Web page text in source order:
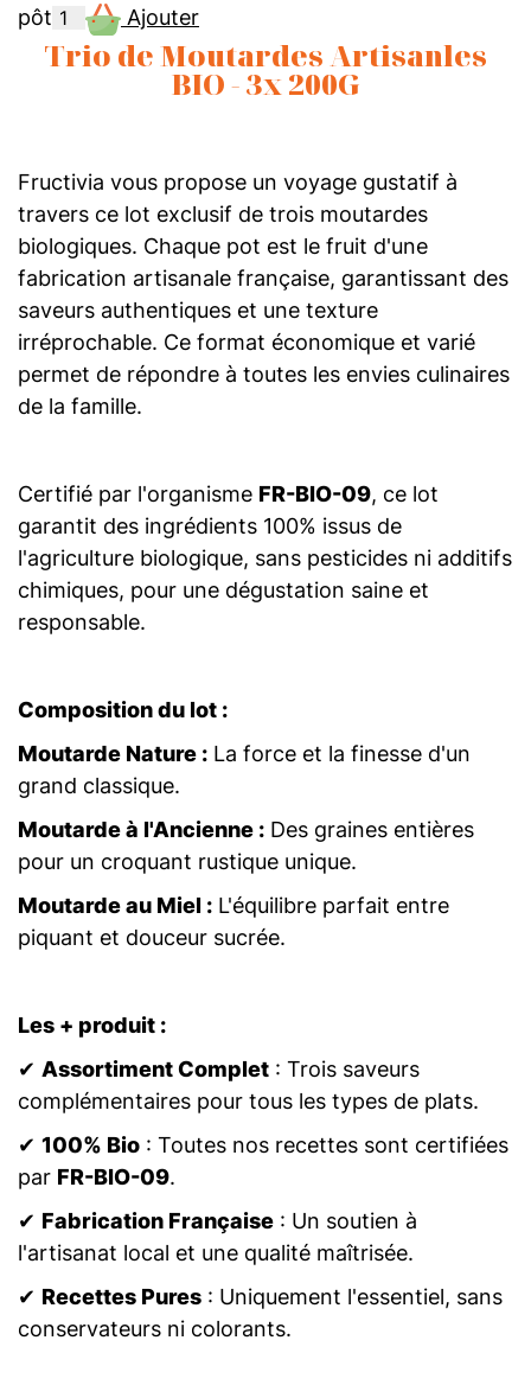
pôt
Ajouter
Trio de Moutardes Artisanles
BIO - 3x 200G
Fructivia vous propose un voyage gustatif à
travers ce lot exclusif de trois moutardes
biologiques. Chaque pot est le fruit d'une
fabrication artisanale française, garantissant des
saveurs authentiques et une texture
irréprochable. Ce format économique et varié
permet de répondre à toutes les envies culinaires
de la famille.
Certifié par l'organisme FR-BIO-09, ce lot
garantit des ingrédients 100% issus de
l'agriculture biologique, sans pesticides ni additifs
chimiques, pour une dégustation saine et
responsable.
Composition du lot :
Moutarde Nature : La force et la finesse d'un
grand classique.
Moutarde à l'Ancienne : Des graines entières
pour un croquant rustique unique.
Moutarde au Miel : L'équilibre parfait entre
piquant et douceur sucrée.
Les + produit :
✔ Assortiment Complet : Trois saveurs
complémentaires pour tous les types de plats.
✔ 100% Bio : Toutes nos recettes sont certifiées
par FR-BIO-09.
✔ Fabrication Française : Un soutien à
l'artisanat local et une qualité maîtrisée.
✔ Recettes Pures : Uniquement l'essentiel, sans
conservateurs ni colorants.